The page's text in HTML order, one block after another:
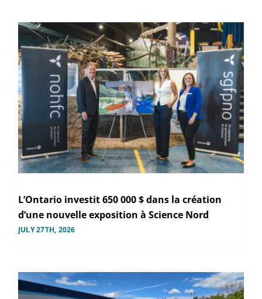
L’Ontario investit 650 000 $ dans la création
d’une nouvelle exposition à Science Nord
JULY 27TH, 2026